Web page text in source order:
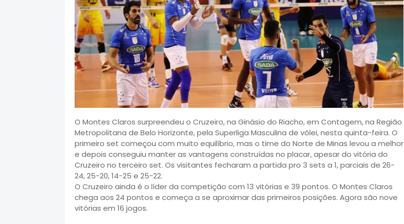
O Montes Claros surpreendeu o Cruzeiro, na Ginásio do Riacho, em Contagem, na Região
Metropolitana de Belo Horizonte, pela Superliga Masculina de vôlei, nesta quinta-feira. O
primeiro set começou com muito equilíbrio, mas o time do Norte de Minas levou a melhor
e depois conseguiu manter as vantagens construídas no placar, apesar do vitória do
Cruzeiro no terceiro set. Os visitantes fecharam a partida pro 3 sets a 1, parciais de 26-
24, 25-20, 14-25 e 25-22.
O Cruzeiro ainda é o líder da competição com 13 vitórias e 39 pontos. O Montes Claros
chega aos 24 pontos e começa a se aproximar das primeiros posições. Agora são nove
vitórias em 16 jogos.